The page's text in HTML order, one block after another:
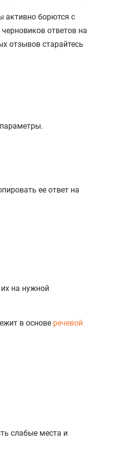
активно борются с
ответов на
отзывов старайтесь
ее ответ на
на нужной
в основе речевой
слабые места и